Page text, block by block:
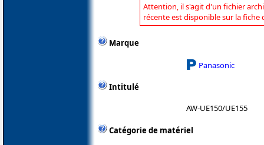
Attention, il s'agit d'un fichier
récente est disponible sur la fiche
Marque
Panasonic
Intitulé
AW-UE150/UE155
Catégorie de matériel